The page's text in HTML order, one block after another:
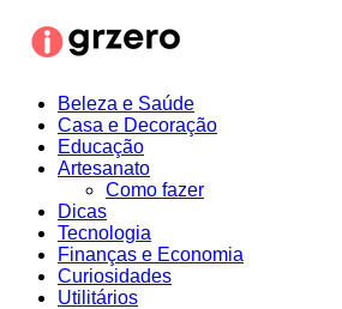
para
Beleza e Saúde
Casa e Decoração
Educação
Artesanato
Como fazer
Dicas
Tecnologia
Finanças e Economia
Curiosidades
Utilitários